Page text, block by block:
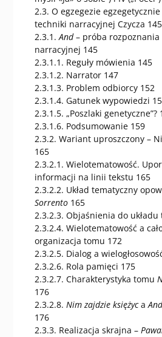
2.3. O egzegezie
techniki narracyjnej Czycza 145
2.3.1.And– próba rozpoznania
narracyjnej 145
2.3.1.1. Reguły mówienia 145
2.3.1.2. Narrator 147
2.3.1.3. Problem odbiorcy 152
2.3.1.4. Gatunek wypowiedzi
2.3.1.5. „Poszlaki genetyczne”?
2.3.1.6. Podsumowanie 159
2.3.2. Wariant uproszczony –
165
2.3.2.1. Wielotematowość.
informacji na linii tekstu 165
2.3.2.2. Układ tematyczny
Sorrento165
2.3.2.3. Objaśnienia do
2.3.2.4. Wielotematowość a
organizacja tomu 172
2.3.2.5. Dialog a
2.3.2.6. Rola pamięci 175
2.3.2.7. Charakterystyka tomu
176
2.3.2.8. Nim zajdzie księżycaAnd
176
2.3.3. Realizacja skrajna –